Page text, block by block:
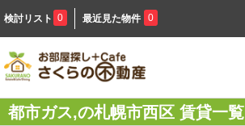
検討リスト 0 最近見た物件 0
都市ガス,の札幌市西区 賃貸一覧